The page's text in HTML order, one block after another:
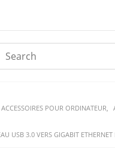
ACCESSOIRES POUR ORDINATEUR,
USB 3.0 VERS GIGABIT ETHERNET